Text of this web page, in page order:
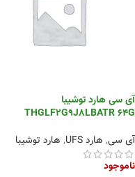
آی سی هارد توشیبا
THGLF2G9J8LBATR 64G
آی سی, هارد UFS , هارد توشیبا
ناموجود